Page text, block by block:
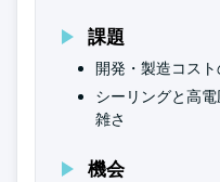
課題
開発・製造コスト
シーリングと高
雑さ
機会